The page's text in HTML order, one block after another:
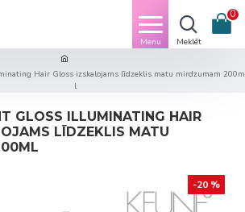
0
Hair Gloss izskalojams līdzeklis matu mirdzumam 200m
l
GLOSS ILLUMINATING HAIR
LĪDZEKLIS MATU
-20 %